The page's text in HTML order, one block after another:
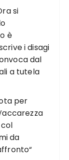
si
è
i disagi
dal
a tutela
per
da